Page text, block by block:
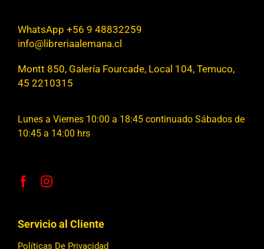
WhatsApp +56 9 48832259
info@libreriaalemana.cl
Montt 850, Galería Fourcade, Local 104, Temuco,
45 2210315
Lunes a Viernes 10:00 a 18:45 continuado Sábados de
10:45 a 14:00 hrs
Servicio al Cliente
Políticas De Privacidad